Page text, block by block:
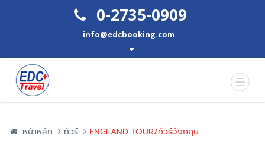
0-2735-0909
info@edcbooking.com
หน้าหลัก ทัวร์ ENGLAND TOUR/ทัวร์อังกฤษ